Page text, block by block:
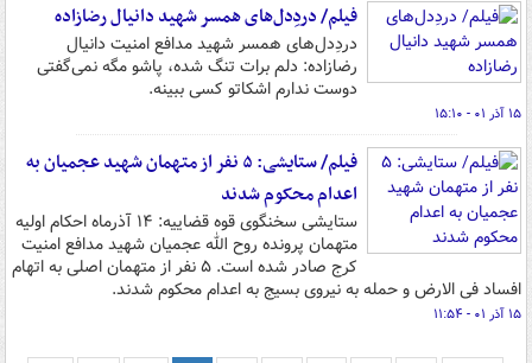
فیلم/ دردِدل‌های همسر شهید دانیال رضازاده
دردِدل‌های همسر شهید مدافع امنیت دانیال
رضازاده: دلم برات تنگ شده، پاشو مگه نمی‌گفتی
دوست ندارم اشکاتو کسی ببینه.
۱۵ آذر ۰۱ - ۱۵:۱۰
فیلم/ ستایشی: ۵ نفر از متهمان شهید عجمیان به
اعدام محکوم شدند
ستایشی سخنگوی قوه قضاییه: ۱۴ آذرماه احکام اولیه
متهمان پرونده روح الله عجمیان شهید مدافع امنیت
کرج صادر شده است. ۵ نفر از متهمان اصلی به اتهام
افساد فی الارض و حمله به نیروی بسیج به اعدام محکوم شدند.
۱۵ آذر ۰۱ - ۱۱:۵۴